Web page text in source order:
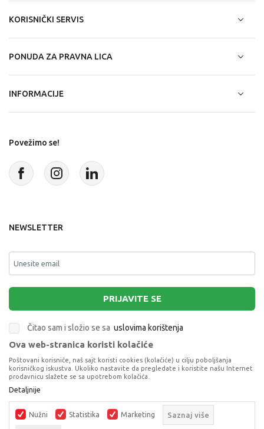
LEGO DUPLO PEPPA PIG BOAT TRIP
LEGO® DUPLO®
KORISNIČKI SERVIS
PONUDA ZA PRAVNA LICA
INFORMACIJE
Povežimo se!
NEWSLETTER
PRIJAVITE SE
Čitao sam i složio se sa uslovima korištenja
Terms of Service
apply.
Ova web-stranica koristi kolačiće
Poštovani korisniče, naš sajt koristi cookies (kolačiće) u cilju poboljšanja
korisničkog iskustva. Ukoliko nastavite da pregledate i koristite našu Internet
prodavnicu slažete se sa upotrebom kolačića.
Detaljnije
Nužni Statistika Marketing Saznaj više